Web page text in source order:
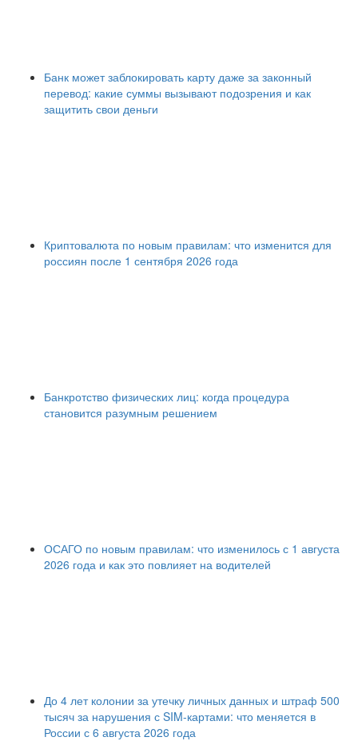
Банк может заблокировать карту даже за законный
перевод: какие суммы вызывают подозрения и как
защитить свои деньги
Криптовалюта по новым правилам: что изменится для
россиян после 1 сентября 2026 года
Банкротство физических лиц: когда процедура
становится разумным решением
ОСАГО по новым правилам: что изменилось с 1 августа
2026 года и как это повлияет на водителей
До 4 лет колонии за утечку личных данных и штраф 500
тысяч за нарушения с SIM-картами: что меняется в
России с 6 августа 2026 года